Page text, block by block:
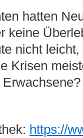
hatten
keine
nicht
Krisen
https://